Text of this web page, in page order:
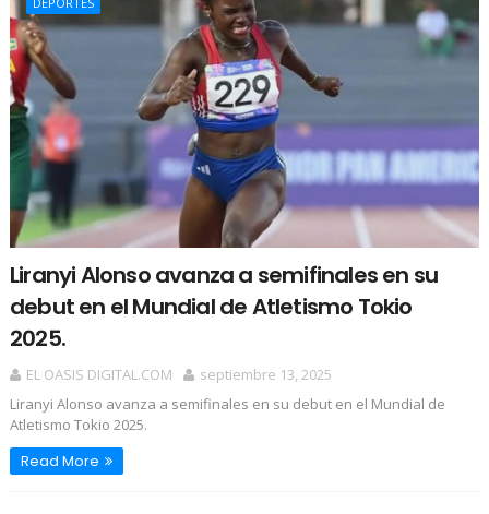
Liranyi Alonso avanza a semifinales en su
debut en el Mundial de Atletismo Tokio
2025.
EL OASIS DIGITAL.COM
septiembre 13, 2025
Liranyi Alonso avanza a semifinales en su debut en el Mundial de
Atletismo Tokio 2025.
Read More